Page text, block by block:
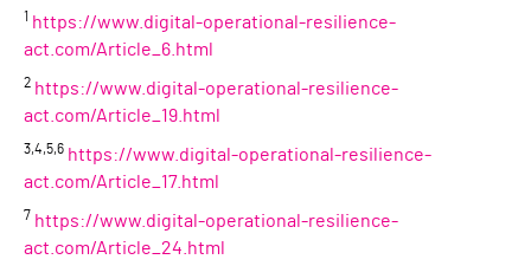
1 https://www.digital-operational-resilience-
act.com/Article_6.html
2 https://www.digital-operational-resilience-
act.com/Article_19.html
3,4,5,6 https://www.digital-operational-resilience-
act.com/Article_17.html
7 https://www.digital-operational-resilience-
act.com/Article_24.html